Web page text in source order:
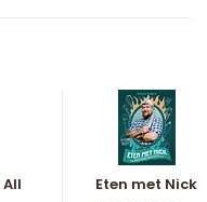
Eten met Nick